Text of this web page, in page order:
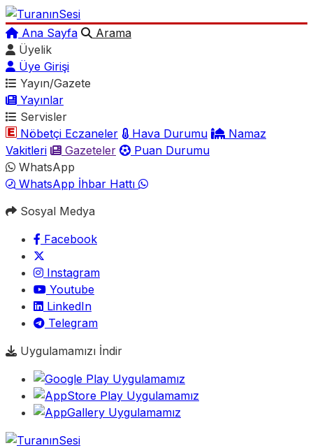
Ana Sayfa
Arama
Üyelik
Üye Girişi
Yayın/Gazete
Yayınlar
Servisler
Nöbetçi Eczaneler
Hava Durumu
Namaz
Vakitleri
Gazeteler
Puan Durumu
WhatsApp
WhatsApp İhbar Hattı
Sosyal Medya
Facebook
Instagram
Youtube
LinkedIn
Telegram
Uygulamamızı İndir